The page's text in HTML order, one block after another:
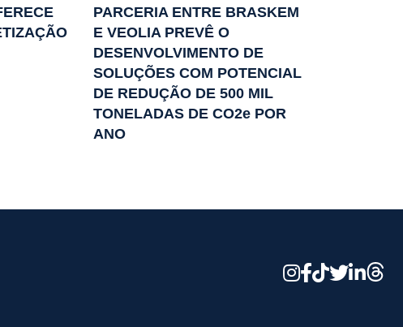
PARCERIA ENTRE BRASKEM
E VEOLIA PREVÊ O
DESENVOLVIMENTO DE
SOLUÇÕES COM POTENCIAL
DE REDUÇÃO DE 500 MIL
TONELADAS DE CO2e POR
ANO